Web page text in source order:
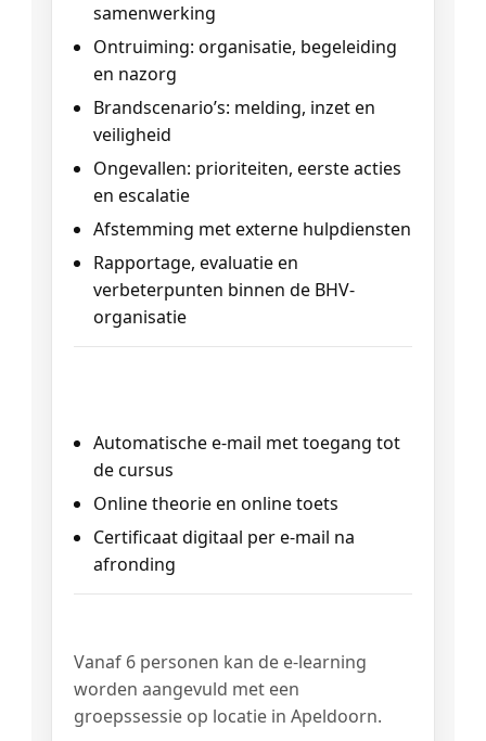
samenwerking
Ontruiming: organisatie, begeleiding
en nazorg
Brandscenario’s: melding, inzet en
veiligheid
Ongevallen: prioriteiten, eerste acties
en escalatie
Afstemming met externe hulpdiensten
Rapportage, evaluatie en
verbeterpunten binnen de BHV-
organisatie
Automatische e-mail met toegang tot
de cursus
Online theorie en online toets
Certificaat digitaal per e-mail na
afronding
Vanaf 6 personen kan de e-learning
worden aangevuld met een
groepssessie op locatie in Apeldoorn.